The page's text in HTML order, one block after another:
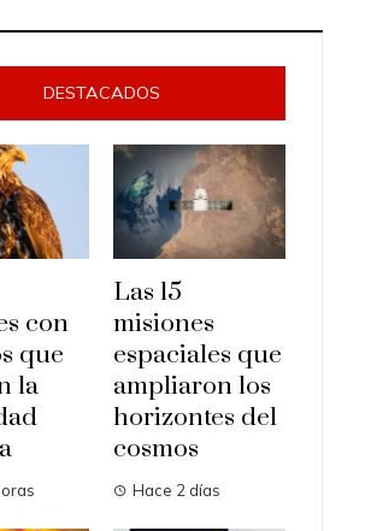
DESTACADOS
con
que
la
Las 15
misiones
espaciales que
ampliaron los
horizontes del
cosmos
Hace 2 días